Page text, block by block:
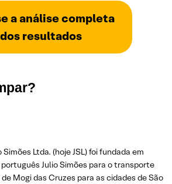
a análise completa
dos resultados
Ltda. (hoje JSL) foi fundada em
Julio Simões para o transporte
Mogi das Cruzes para as cidades de São